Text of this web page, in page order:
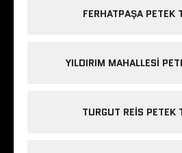
FERHATPAŞA PETEK
YILDIRIM MAHALLESI
TURGUT REIS PETEK